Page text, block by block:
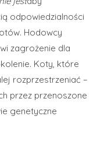
odpowiedzialności
Hodowcy
zagrożenie dla
Koty, które
rozprzestrzeniać –
przez przenoszone
genetyczne